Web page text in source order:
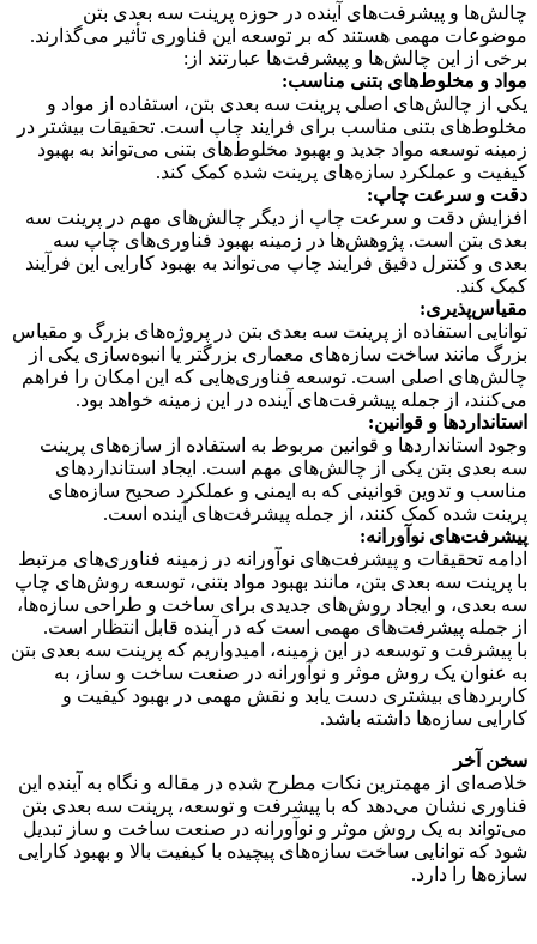
چالش‌ها و پیشرفت‌های آینده در حوزه پرینت سه بعدی بتن
موضوعات مهمی هستند که بر توسعه این فناوری تأثیر می‌گذارند.
برخی از این چالش‌ها و پیشرفت‌ها عبارتند از:
مواد و مخلوط‌های بتنی مناسب:
یکی از چالش‌های اصلی پرینت سه بعدی بتن، استفاده از مواد و
مخلوط‌های بتنی مناسب برای فرایند چاپ است. تحقیقات بیشتر در
زمینه توسعه مواد جدید و بهبود مخلوط‌های بتنی می‌تواند به بهبود
کیفیت و عملکرد سازه‌های پرینت شده کمک کند.
دقت و سرعت چاپ:
افزایش دقت و سرعت چاپ از دیگر چالش‌های مهم در پرینت سه
بعدی بتن است. پژوهش‌ها در زمینه بهبود فناوری‌های چاپ سه
بعدی و کنترل دقیق فرایند چاپ می‌تواند به بهبود کارایی این فرآیند
کمک کند.
مقیاس‌پذیری:
توانایی استفاده از پرینت سه بعدی بتن در پروژه‌های بزرگ و مقیاس
بزرگ مانند ساخت سازه‌های معماری بزرگتر یا انبوه‌سازی یکی از
چالش‌های اصلی است. توسعه فناوری‌هایی که این امکان را فراهم
می‌کنند، از جمله پیشرفت‌های آینده در این زمینه خواهد بود.
استانداردها و قوانین:
وجود استانداردها و قوانین مربوط به استفاده از سازه‌های پرینت
سه بعدی بتن یکی از چالش‌های مهم است. ایجاد استانداردهای
مناسب و تدوین قوانینی که به ایمنی و عملکرد صحیح سازه‌های
پرینت شده کمک کنند، از جمله پیشرفت‌های آینده است.
پیشرفت‌های نوآورانه:
ادامه تحقیقات و پیشرفت‌های نوآورانه در زمینه فناوری‌های مرتبط
با پرینت سه بعدی بتن، مانند بهبود مواد بتنی، توسعه روش‌های چاپ
سه بعدی، و ایجاد روش‌های جدیدی برای ساخت و طراحی سازه‌ها،
از جمله پیشرفت‌های مهمی است که در آینده قابل انتظار است.
با پیشرفت و توسعه در این زمینه، امیدواریم که پرینت سه بعدی بتن
به عنوان یک روش موثر و نوآورانه در صنعت ساخت و ساز، به
کاربردهای بیشتری دست یابد و نقش مهمی در بهبود کیفیت و
کارایی سازه‌ها داشته باشد.
سخن آخر
خلاصه‌ای از مهمترین نکات مطرح شده در مقاله و نگاه به آینده این
فناوری نشان می‌دهد که با پیشرفت و توسعه، پرینت سه بعدی بتن
می‌تواند به یک روش موثر و نوآورانه در صنعت ساخت و ساز تبدیل
شود که توانایی ساخت سازه‌های پیچیده با کیفیت بالا و بهبود کارایی
سازه‌ها را دارد.